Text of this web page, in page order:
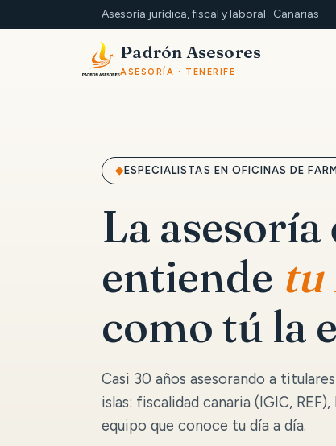
Asesoría jurídica, fiscal y laboral · Canarias
Padrón Asesores
ASESORÍA · TENERIFE
ESPECIALISTAS EN OFICINAS DE
La asesoría
entiende tu
como tú la
Casi 30 años asesorando a
islas: fiscalidad canaria (IGIC,
equipo que conoce tu día a día.